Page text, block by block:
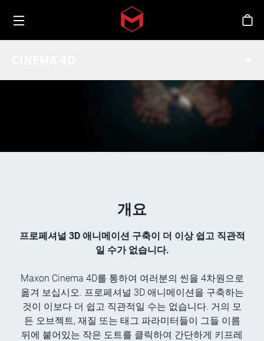
Skip to main content
Toggle menu
스
애니메이션 기본
개요
프로페셔널 3D 애니메이션 구축이 더 이상 쉽고 직관적
일 수가 없습니다.
Maxon Cinema 4D를 통하여 여러분의 씬을 4차원으로
옮겨 보십시오. 프로페셔널 3D 애니메이션을 구축하는
것이 이보다 더 쉽고 직관적일 수는 없습니다. 거의 모
든 오브젝트, 재질 또는 태그 파라미터들이 그들 이름
뒤에 붙어있는 작은 도트를 클릭하여 간단하게 키프레